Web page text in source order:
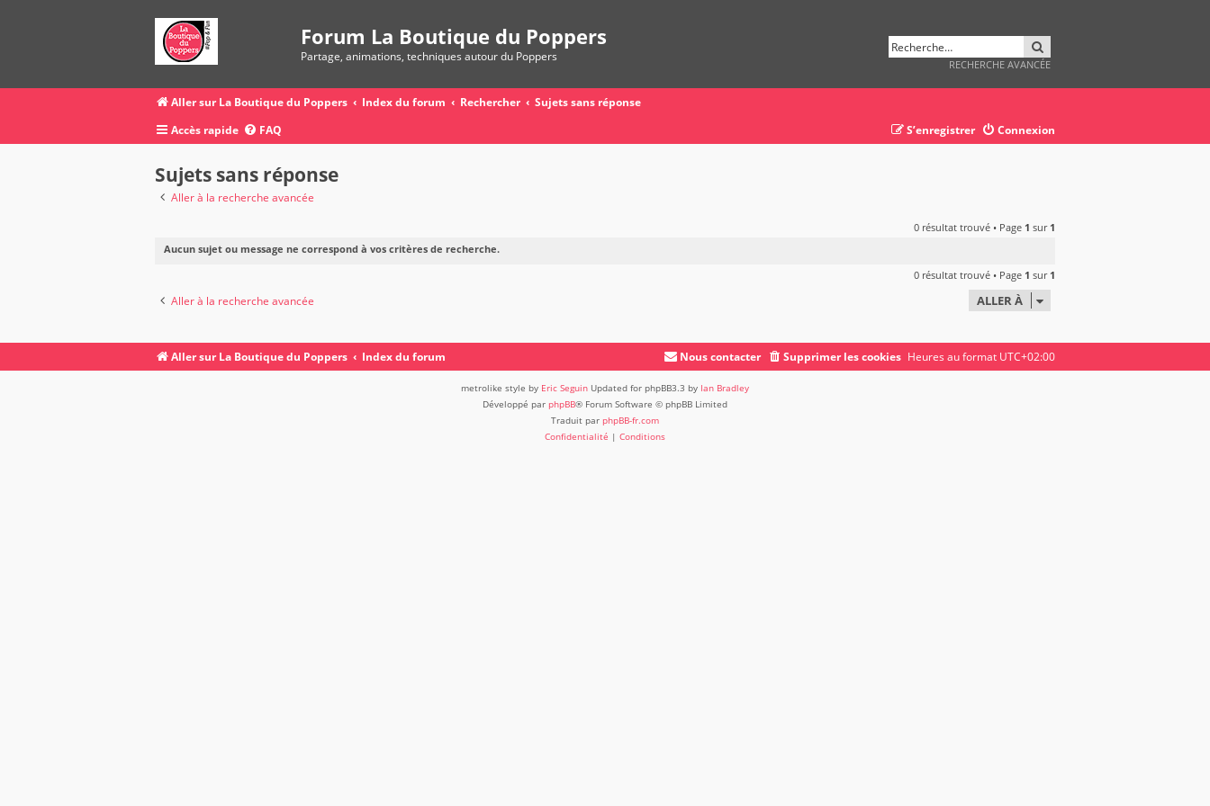
Forum La Boutique du Poppers
Partage, animations, techniques autour du Poppers
RECHERCHE AVANCÉE
Aller sur La Boutique du Poppers Index du forum Rechercher
Sujets sans réponse
Accès rapide
FAQ Connexion
S’enregistrer
Sujets sans réponse
Aller à la recherche avancée
0 résultat trouvé • Page 1 sur 1
Aucun sujet ou message ne correspond à vos critères de recherche.
0 résultat trouvé • Page 1 sur 1
Aller à la recherche avancée ALLER À
Aller sur La Boutique du Poppers Index du forum Heures au format UTC+02:00
Supprimer les cookies
Nous contacter
metrolike style by Eric Seguin Updated for phpBB3.3 by Ian Bradley
Développé par phpBB® Forum Software © phpBB Limited
Traduit par phpBB-fr.com
Confidentialité | Conditions